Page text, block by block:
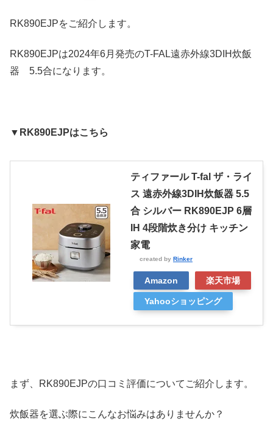
RK890EJPをご紹介します。
RK890EJPは2024年6月発売のT-FAL遠赤外線3DIH炊飯
器 5.5合になります。
▼RK890EJPはこちら
ティファール T-fal ザ・ライ
ス 遠赤外線3DIH炊飯器 5.5
合 シルバー RK890EJP 6層
IH 4段階炊き分け キッチン
家電
created by Rinker
Amazon 楽天市場
Yahooショッピング
まず、RK890EJPの口コミ評価についてご紹介します。
炊飯器を選ぶ際にこんなお悩みはありませんか？